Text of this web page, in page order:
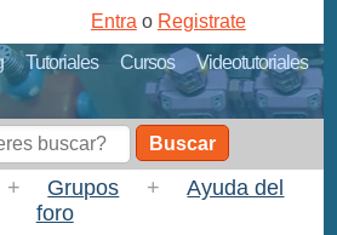
Tutoriales Cursos
Videotutoriales
Entra o Registrate
Buscar
+ Grupos +
Ayuda del
foro